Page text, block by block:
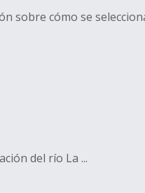
sobre cómo se
del río La ...